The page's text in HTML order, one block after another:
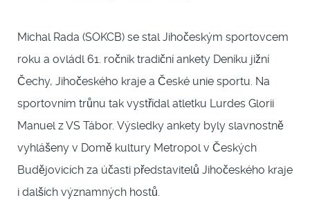
Michal Rada (SOKCB) se stal Jihočeským sportovcem
roku a ovládl 61. ročník tradiční ankety Deníku jižní
Čechy, Jihočeského kraje a České unie sportu. Na
sportovním trůnu tak vystřídal atletku Lurdes Glorii
Manuel z VS Tábor. Výsledky ankety byly slavnostně
vyhlášeny v Domě kultury Metropol v Českých
Budějovicích za účasti představitelů Jihočeského kraje
i dalších významných hostů.